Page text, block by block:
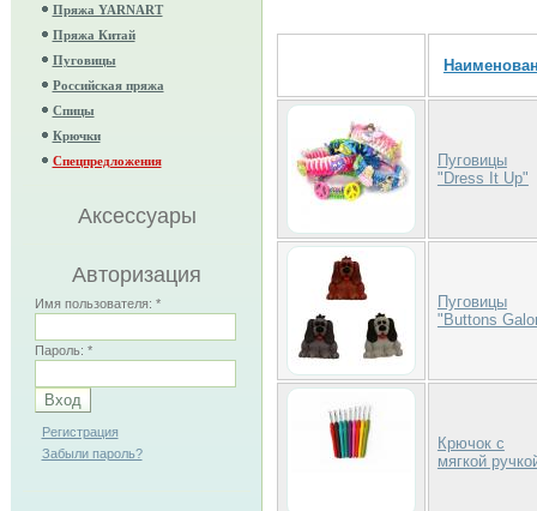
Пряжа YARNART
Пряжа Китай
Пуговицы
Российская пряжа
Спицы
Крючки
Спецпредложения
Аксессуары
Авторизация
Имя пользователя: *
Пароль: *
Регистрация
Забыли пароль?
Пуговицы
"Dress It Up"
Пуговицы
"Buttons
Крючок с
мягкой